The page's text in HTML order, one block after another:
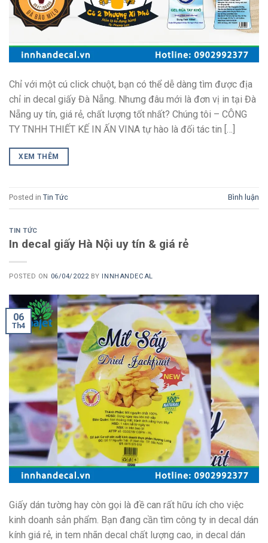
Chỉ với một cú click chuột, bạn có thể dễ dàng tìm được địa
chỉ in decal giấy Đà Nẵng. Nhưng đâu mới là đơn vị in tại Đà
Nẵng uy tín, giá rẻ, chất lượng tốt nhất? Chúng tôi – CÔNG
TY TNHH THIẾT KẾ IN ẤN VINA tự hào là đối tác tin […]
XEM THÊM
Posted in Tin Tức Bình luận
TIN TỨC
In decal giấy Hà Nội uy tín & giá rẻ
POSTED ON 06/04/2022BY INNHANDECAL
06
Th4
Giấy dán tường hay còn gọi là đề can rất hữu ích cho việc
kinh doanh sản phẩm. Bạn đang cần tìm công ty in decal dán
kính giá rẻ, in tem nhãn decal chất lượng cao, in decal dán